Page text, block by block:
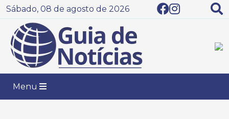
Sábado, 08 de agosto de 2026
Menu